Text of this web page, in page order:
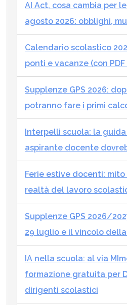
AI Act, cosa cambia per
agosto 2026: obblighi,
Calendario scolastico
ponti e vacanze (con
Supplenze GPS 2026:
potranno fare i primi
Interpelli scuola: la
aspirante docente
Ferie estive docenti:
realtà del lavoro
Supplenze GPS 2026/
29 luglio e il vincolo
IA nella scuola: al via
formazione gratuita per
dirigenti scolastici